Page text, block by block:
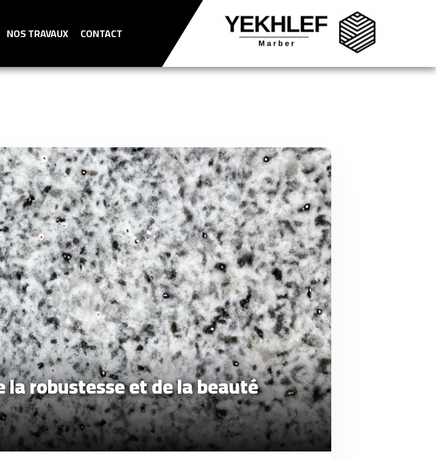
NOS TRAVAUX CONTACT
robustesse et de la beauté